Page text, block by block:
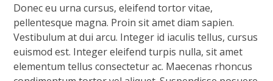
Donec eu urna cursus, eleifend tortor vitae,
pellentesque magna. Proin sit amet diam sapien.
Vestibulum at dui arcu. Integer id iaculis tellus, cursus
euismod est. Integer eleifend turpis nulla, sit amet
elementum tellus consectetur ac. Maecenas rhoncus